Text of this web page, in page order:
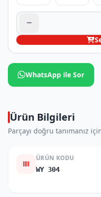
WhatsApp ile Sor
Ürün Bilgileri
Parçayı doğru tanımanız
ÜRÜN KODU
WY 304